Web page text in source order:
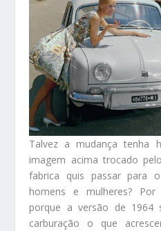
Talvez a mudança tenha
imagem acima trocado
fabrica quis passar para
homens e mulheres?
porque a versão de 1964
carburação o que